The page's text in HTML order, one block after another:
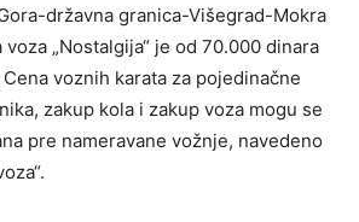
državna granica-Višegrad-Mokra
voza „Nostalgija“ je od 70.000 dinara
voznih karata za pojedinačne
zakup kola i zakup voza mogu se
pre nameravane vožnje, navedeno